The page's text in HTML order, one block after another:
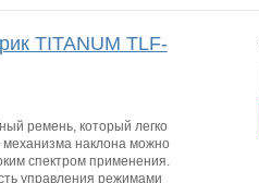
TITANUM TLF-
ремень, который легко
механизма наклона можно
спектром применения.
управления режимами